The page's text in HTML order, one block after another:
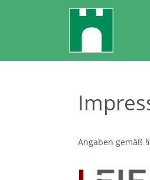
Angaben gemäß